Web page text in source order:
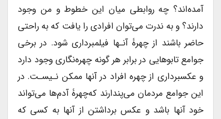
آمده‌اند؟ چه روابطی میان این خطوط و من وجود
دارند؟ و به ندرت می‌توان افرادی را یافت که به راحتی
حاضر باشند از چهرۀ آنـها فیلمبرداری شود. در برخی
جوامع تابوهایی در برابر هر گونه چهره‌نگاری وجود دارد
و عکسبرداری از چهره افراد در آنها ممکن نـیسـت. در
این جوامع مردمان می‌پندارند که‌چهرۀ آدم‌ها می‌تواند
خود آنها باشد و عکس برداشتن از آنها به کسی که